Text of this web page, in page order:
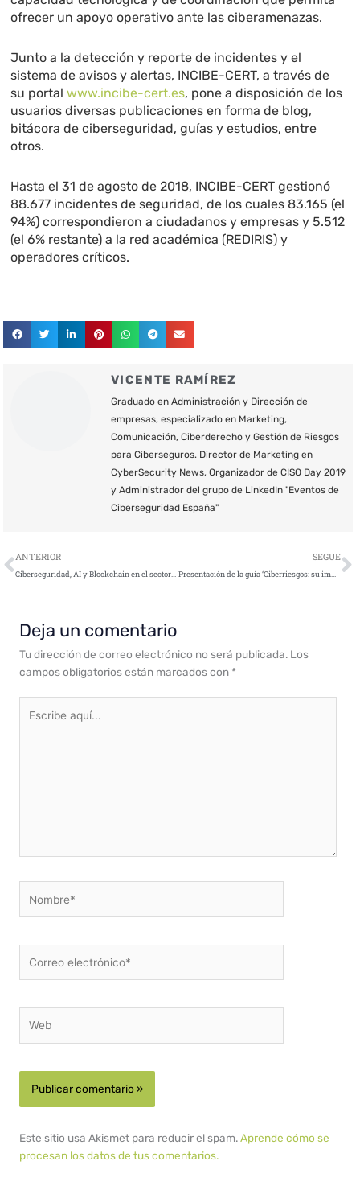
ofrecer un apoyo operativo ante las ciberamenazas.
Junto a la detección y reporte de incidentes y el
sistema de avisos y alertas, INCIBE-CERT, a través de
su portalwww.incibe-cert.es, pone a disposición de los
usuarios diversas publicaciones en forma de blog,
bitácora de ciberseguridad, guías y estudios, entre
otros.
Hasta el 31 de agosto de 2018, INCIBE-CERT gestionó
88.677 incidentes de seguridad, de los cuales 83.165 (el
94%) correspondieron a ciudadanos y empresas y 5.512
(el 6% restante) a la red académica (REDIRIS) y
operadores críticos.
VICENTE RAMÍREZ
Graduado en Administración y Dirección de
empresas, especializado en Marketing,
Comunicación, Ciberderecho y Gestión de Riesgos
para Ciberseguros. Director de Marketing en
CyberSecurity News, Organizador de CISO Day 2019
y Administrador del grupo de LinkedIn "Eventos de
Ciberseguridad España"
Ant
ANTERIOR
Ciberseguridad, AI y Blockchain en el sector público a debate en el “Fujitsu Public Sector Innovation Summit”
SEGUE
Presentación de la guía ‘Ciberriesgos: su impacto en las pymes’
Deja un comentario
Tu dirección de correo electrónico no será publicada. Los
campos obligatorios están marcados con *
aquí...
electrónico*
Este sitio usa Akismet para reducir el spam.Aprende cómo se
procesan los datos de tus comentarios.